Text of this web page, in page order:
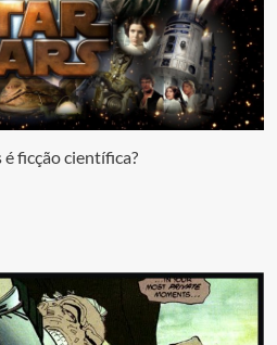
é ficção científica?